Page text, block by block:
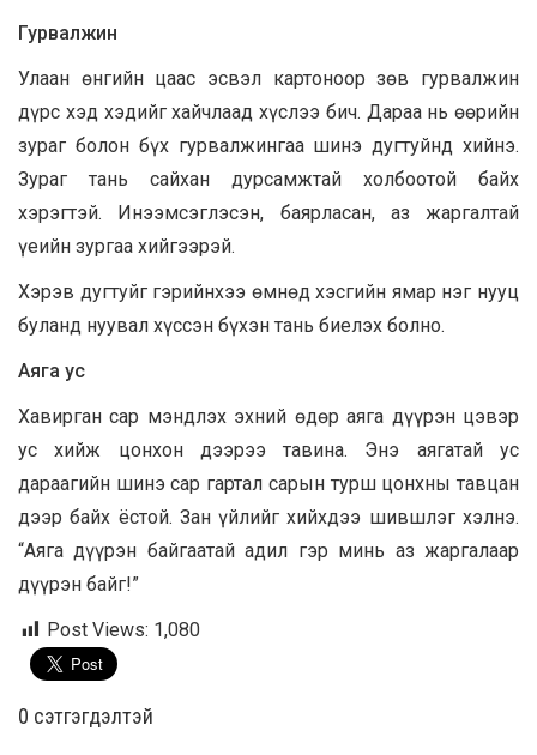
Гурвалжин
Улаан өнгийн цаас эсвэл картоноор зөв гурвалжин
дүрс хэд хэдийг хайчлаад хүслээ бич. Дараа нь өөрийн
зураг болон бүх гурвалжингаа шинэ дугтуйнд хийнэ.
Зураг тань сайхан дурсамжтай холбоотой байх
хэрэгтэй. Инээмсэглэсэн, баярласан, аз жаргалтай
үеийн зургаа хийгээрэй.
Хэрэв дугтуйг гэрийнхээ өмнөд хэсгийн ямар нэг нууц
буланд нуувал хүссэн бүхэн тань биелэх болно.
Аяга ус
Хавирган сар мэндлэх эхний өдөр аяга дүүрэн цэвэр
ус хийж цонхон дээрээ тавина. Энэ аягатай ус
дараагийн шинэ сар гартал сарын турш цонхны тавцан
дээр байх ёстой. Зан үйлийг хийхдээ шившлэг хэлнэ.
“Аяга дүүрэн байгаатай адил гэр минь аз жаргалаар
дүүрэн байг!”
Post Views: 1,080
0 cэтгэгдэлтэй